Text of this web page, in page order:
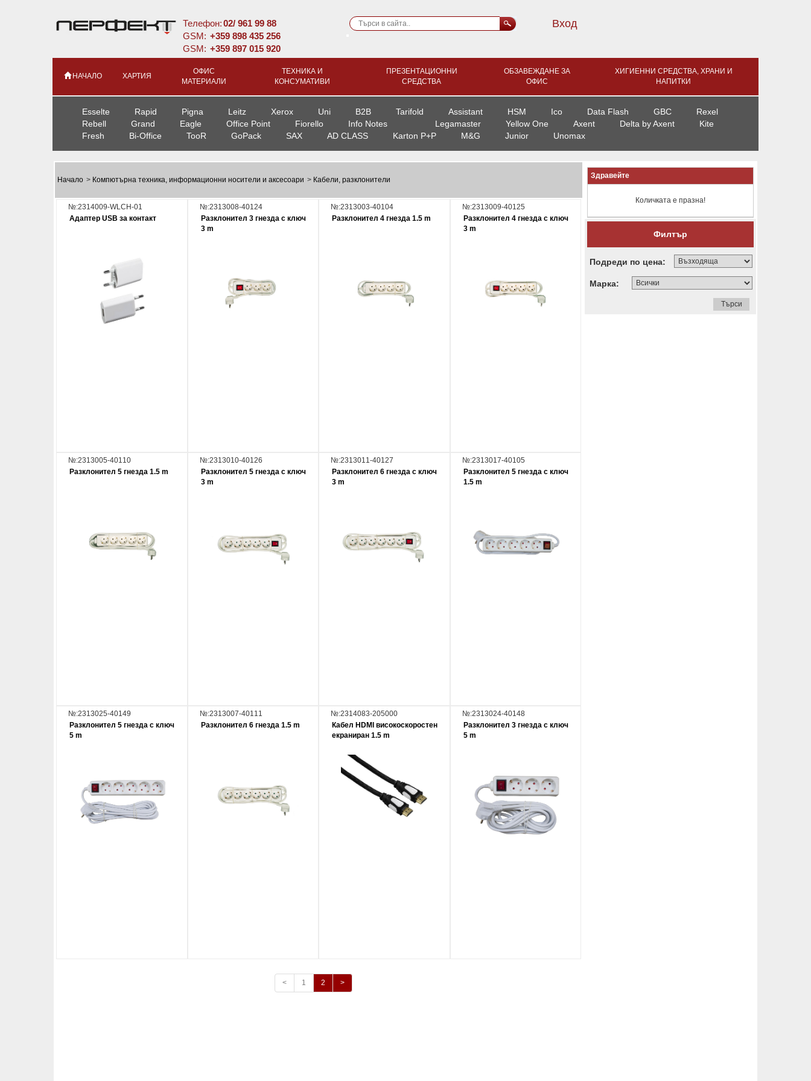
Телефон:02/ 961 99 88
GSM: +359 898 435 256
GSM: +359 897 015 920
Вход
НАЧАЛО ХАРТИЯ
ОФИС
МАТЕРИАЛИ
ТЕХНИКА И
КОНСУМАТИВИ
ПРЕЗЕНТАЦИОННИ
СРЕДСТВА
ОБЗАВЕЖДАНЕ ЗА
ОФИС
ХИГИЕННИ СРЕДСТВА, ХРАНИ И
НАПИТКИ
Esselte Rapid Pigna Leitz Xerox Uni B2B Tarifold Assistant HSM Ico Data Flash GBC
Rexel
Rebell
Grand Eagle Office Point Fiorello Info Notes Legamaster Yellow One Axent Delta by Axent
Kite
Fresh
Bi-Office TooR GoPack SAX AD CLASS Karton P+P M&G Junior Unomax
Начало > Компютърна техника, информационни носители и аксесоари > Кабели, разклонители
№:2314009-WLCH-01
Адаптер USB за контакт
№:2313008-40124
Разклонител 3 гнезда с ключ
3 m
№:2313003-40104
Разклонител 4 гнезда 1.5 m
№:2313009-40125
Разклонител 4 гнезда с ключ
3 m
№:2313005-40110
Разклонител 5 гнезда 1.5 m
№:2313010-40126
Разклонител 5 гнезда с ключ
3 m
№:2313011-40127
Разклонител 6 гнезда с ключ
3 m
№:2313017-40105
Разклонител 5 гнезда с ключ
1.5 m
№:2313025-40149
Разклонител 5 гнезда с ключ
5 m
№:2313007-40111
Разклонител 6 гнезда 1.5 m
№:2314083-205000
Кабел HDMI високоскоростен
екраниран 1.5 m
№:2313024-40148
Разклонител 3 гнезда с ключ
5 m
< 1 2 >
Здравейте
Количката е празна!
Филтър
Подреди по цена:
Марка: